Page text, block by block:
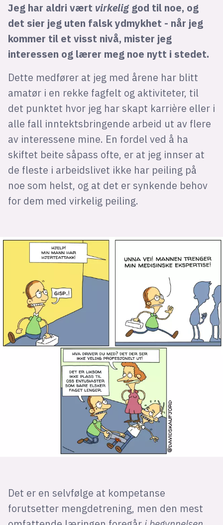
Jeg har aldri vært virkeliggod til noe, og
det sier jeg uten falsk ydmykhet - når jeg
kommer til et visst nivå, mister jeg
interessen og lærer meg noe nytt i stedet.
Dette medfører at jeg med årene har blitt
amatør i en rekke fagfelt og aktiviteter, til
det punktet hvor jeg har skapt karrière eller i
alle fall inntektsbringende arbeid ut av flere
av interessene mine. En fordel ved å ha
skiftet beite såpass ofte, er at jeg innser at
de fleste i arbeidslivet ikke har peiling på
noe som helst, og at det er synkende behov
for dem med virkelig peiling.
Det er en selvfølge at kompetanse
forutsetter mengdetrening, men den mest